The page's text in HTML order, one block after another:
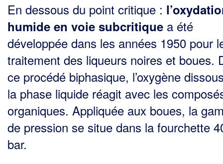
En dessous du point critique :
humide en voie subcritique a été
développée dans les années 1950 pour
traitement des liqueurs noires et boues.
ce procédé biphasique, l’oxygène
la phase liquide réagit avec les
organiques. Appliquée aux boues, la
de pression se situe dans la fourchette
bar.